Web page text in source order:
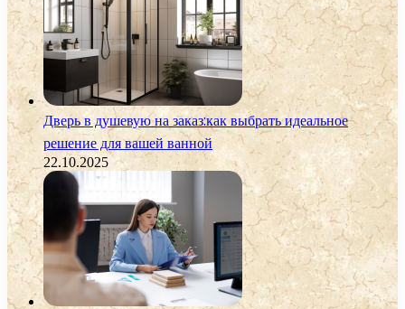
Дверь в душевую на заказ:как выбрать идеальное
решение для вашей ванной
22.10.2025